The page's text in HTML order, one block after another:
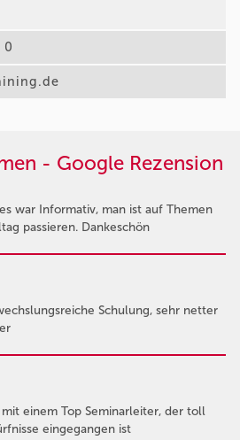
0
- Google Rezension
war Informativ, man ist auf Themen
passieren. Dankeschön
Schulung, sehr netter
mit einem Top Seminarleiter, der toll
eingegangen ist